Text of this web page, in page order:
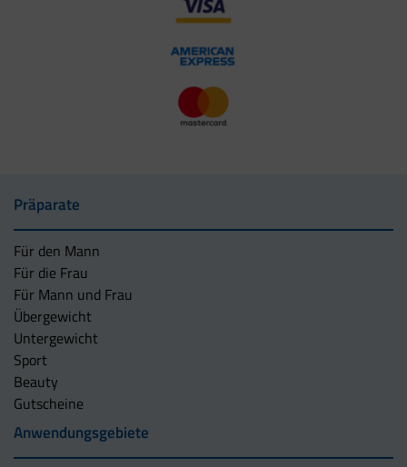
Präparate
Für den Mann
Für die Frau
Für Mann und Frau
Übergewicht
Untergewicht
Sport
Beauty
Gutscheine
Anwendungsgebiete